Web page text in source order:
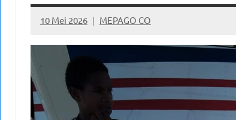
10 Mei 2026 MEPAGO CO
No
comments